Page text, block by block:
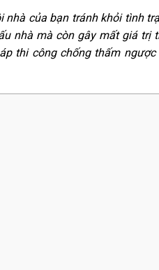
nhà của bạn tránh khỏi tình
nhà mà còn gây mất giá trị
thi công chống thấm ngược